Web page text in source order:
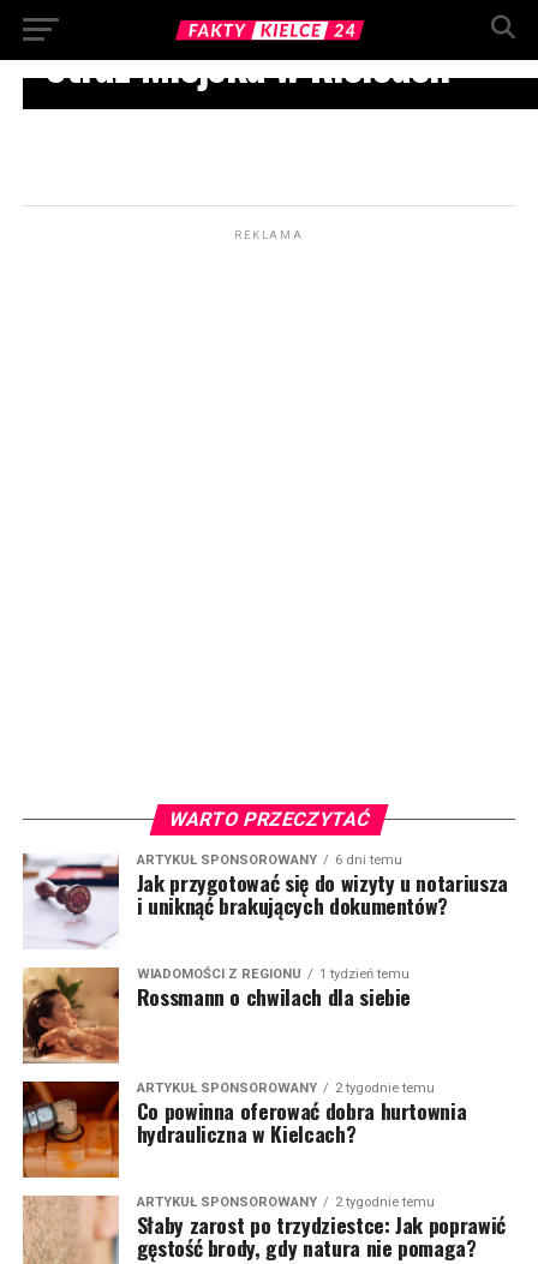
Straż Miejska w Kielcach
REKLAMA
WARTO PRZECZYTAĆ
ARTYKUŁ SPONSOROWANY 6 dni temu
Jak przygotować się do wizyty u notariusza
i uniknąć brakujących dokumentów?
WIADOMOŚCI Z REGIONU 1 tydzień temu
Rossmann o chwilach dla siebie
ARTYKUŁ SPONSOROWANY 2 tygodnie temu
Co powinna oferować dobra hurtownia
hydrauliczna w Kielcach?
ARTYKUŁ SPONSOROWANY 2 tygodnie temu
Słaby zarost po trzydziestce: Jak poprawić
gęstość brody, gdy natura nie pomaga?